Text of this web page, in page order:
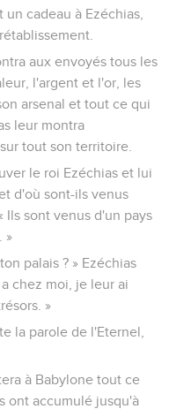
cadeau à Ezéchias,
aux envoyés tous les
l'argent et l'or, les
arsenal et tout ce qui
leur montra
tout son territoire.
le roi Ezéchias et lui
d'où sont-ils venus
Ils sont venus d'un pays
»
palais ? » Ezéchias
chez moi, je leur ai
»
la parole de l'Eternel,
à Babylone tout ce
ont accumulé jusqu'à